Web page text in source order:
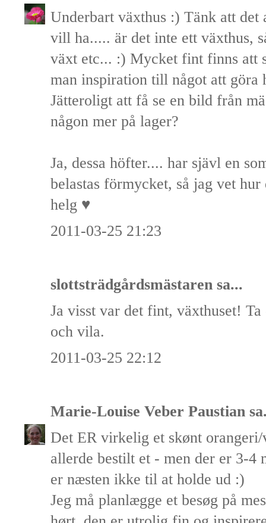
Underbart växthus :) Tänk att
vill ha..... är det inte ett växthus,
växt etc... :) Mycket fint finns att
man inspiration till något att göra
Jätteroligt att få se en bild från
någon mer på lager?
Ja, dessa höfter.... har sjävl en
belastas förmycket, så jag vet
helg ♥
2011-03-25 21:23
slottsträdgårdsmästaren sa...
Ja visst var det fint, växthuset!
och vila.
2011-03-25 22:12
Marie-Louise Veber Paustian
Det ER virkelig et skønt
allerde bestilt et - men der er 3-4
er næsten ikke til at holde ud :)
Jeg må planlægge et besøg på